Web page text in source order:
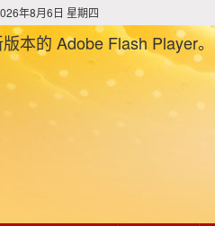
年8月6日 星期四
本的 Adobe Flash Player。